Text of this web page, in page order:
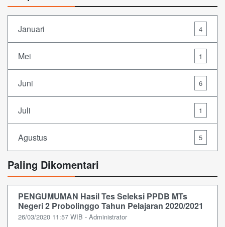
Januari 4
Mei 1
Juni 6
Juli 1
Agustus 5
Paling Dikomentari
PENGUMUMAN Hasil Tes Seleksi PPDB MTs
Negeri 2 Probolinggo Tahun Pelajaran 2020/2021
26/03/2020 11:57 WIB - Administrator